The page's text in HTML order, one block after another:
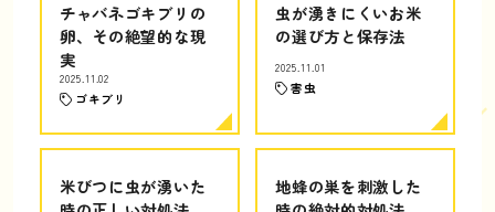
チャバネゴキブリの
卵、その絶望的な現
実
2025.11.02
ゴキブリ
虫が湧きにくいお米
の選び方と保存法
2025.11.01
害虫
米びつに虫が湧いた
地蜂の巣を刺激した